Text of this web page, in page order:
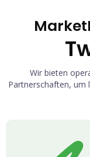
Wir bieten
Partnerschaften, um